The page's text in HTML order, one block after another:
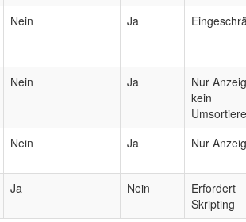
Nein Ja
Nein Ja
Nur
kein
Nein Ja Nur
Ja Nein
Erfordert
Skripting